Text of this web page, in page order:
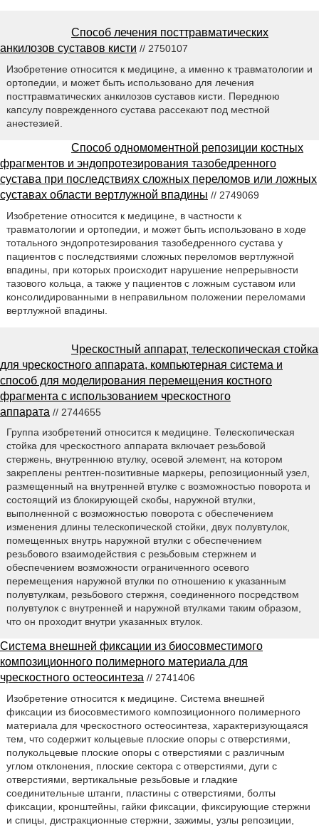
Способ лечения посттравматических
анкилозов суставов кисти // 2750107
Изобретение относится к медицине, а именно к травматологии и
ортопедии, и может быть использовано для лечения
посттравматических анкилозов суставов кисти. Переднюю
капсулу поврежденного сустава рассекают под местной
анестезией.
Способ одномоментной репозиции костных
фрагментов и эндопротезирования тазобедренного
сустава при последствиях сложных переломов или ложных
суставах области вертлужной впадины // 2749069
Изобретение относится к медицине, в частности к
травматологии и ортопедии, и может быть использовано в ходе
тотального эндопротезирования тазобедренного сустава у
пациентов с последствиями сложных переломов вертлужной
впадины, при которых происходит нарушение непрерывности
тазового кольца, а также у пациентов с ложным суставом или
консолидированными в неправильном положении переломами
вертлужной впадины.
Чрескостный аппарат, телескопическая стойка
для чрескостного аппарата, компьютерная система и
способ для моделирования перемещения костного
фрагмента с использованием чрескостного
аппарата // 2744655
Группа изобретений относится к медицине. Телескопическая
стойка для чрескостного аппарата включает резьбовой
стержень, внутреннюю втулку, осевой элемент, на котором
закреплены рентген-позитивные маркеры, репозиционный узел,
размещенный на внутренней втулке с возможностью поворота и
состоящий из блокирующей скобы, наружной втулки,
выполненной с возможностью поворота с обеспечением
изменения длины телескопической стойки, двух полувтулок,
помещенных внутрь наружной втулки с обеспечением
резьбового взаимодействия с резьбовым стержнем и
обеспечением возможности ограниченного осевого
перемещения наружной втулки по отношению к указанным
полувтулкам, резьбового стержня, соединенного посредством
полувтулок с внутренней и наружной втулками таким образом,
что он проходит внутри указанных втулок.
Система внешней фиксации из биосовместимого
композиционного полимерного материала для
чрескостного остеосинтеза // 2741406
Изобретение относится к медицине. Система внешней
фиксации из биосовместимого композиционного полимерного
материала для чрескостного остеосинтеза, характеризующаяся
тем, что содержит кольцевые плоские опоры с отверстиями,
полукольцевые плоские опоры с отверстиями с различным
углом отклонения, плоские сектора с отверстиями, дуги с
отверстиями, вертикальные резьбовые и гладкие
соединительные штанги, пластины с отверстиями, болты
фиксации, кронштейны, гайки фиксации, фиксирующие стержни
и спицы, дистракционные стержни, зажимы, узлы репозиции,